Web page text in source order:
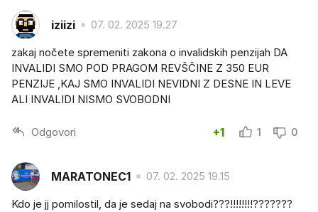
iziizi 07. 02. 2025 19.27
zakaj nočete spremeniti zakona o invalidskih penzijah DA
INVALIDI SMO POD PRAGOM REVŠČINE Z 350 EUR
PENZIJE ,KAJ SMO INVALIDI NEVIDNI Z DESNE IN LEVE
ALI INVALIDI NISMO SVOBODNI
Odgovori +1 1 0
MARATONEC1 07. 02. 2025 19.15
Kdo je jj pomilostil, da je sedaj na svobodi???!!!!!!!!???????